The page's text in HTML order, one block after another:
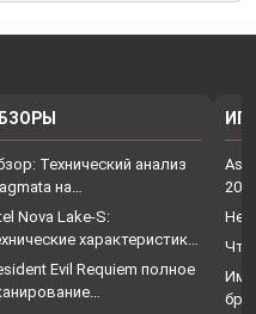
Технический анализ
на…
Nova Lake-S:
характеристики,
Evil Requiem полное
Что